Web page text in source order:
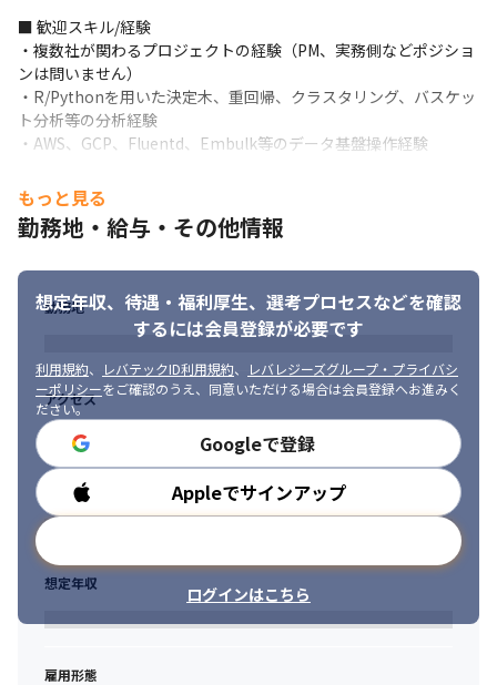
ていただきたいです
■ この仕事の面白み、魅力
・分析実務のリーダーとして、課題設計、分析実務、解決策提案
まで一気通貫で関われるポジションです
・事業やサービスへの影響など、クライアントへインパクトのあ
・DeNA出身の経験豊富なデータアナリストの元で、適切なフィー
ドバックを受けられる環境です
・多種多様な案件に関われる機会があり、アナリストとしての経
きます
・ゲーム分析の高難度なノウハウの蓄積があります
■ 歓迎スキル/経験
・複数社が関わるプロジェクトの経験（PM、実務側などポジショ
ンは問いません）
・R/Pythonを用いた決定木、重回帰、クラスタリング、バスケッ
ト分析等の分析経験
・AWS、GCP、Fluentd、Embulk等のデータ基盤操作経験
・当社のミッション/ビジョン/バリューに共感できる方
（https://www.lean-nishikata.com/）
・問題解決型のデータアナリストとして成⻑したい方
・開発中のゲームタイトルの企画領域から関わりたい方
・大規模なゲームタイトルの運営に携わる経験を積みたい方
もっと見る
勤務地・給与・その他情報
想定年収、待遇・福利厚生、 選考プロセスなどを確認
するには会員登録が必要です
利用規約、 レバテックID利用規約、
レバレジーズグループ・プライバシ
ーポリシーをご確認のうえ、同意いただける場合は会員登録へお進みく
ださい。
Googleで登録
Appleでサインアップ
ログインはこちら
勤務地
アクセス
勤務時間
想定年収
雇用形態